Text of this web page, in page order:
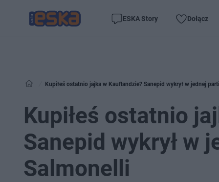
ESKA Story Dołącz
Kupiłeś ostatnio jajka w Kauflandzie? Sanepid wykrył w jednej
Kupiłeś ostatnio
Sanepid wykrył w
Salmonelli